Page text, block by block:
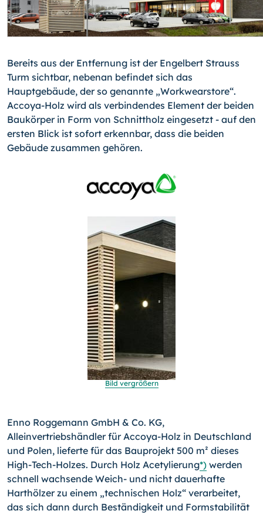
Bereits aus der Entfernung ist der Engelbert Strauss
Turm sichtbar, nebenan befindet sich das
Hauptgebäude, der so genannte „Workwearstore“.
Accoya-Holz wird als verbin­dendes Element der beiden
Baukörper in Form von Schnittholz eingesetzt - auf den
ersten Blick ist sofort erkennbar, dass die beiden
Gebäude zusammen gehören.
Bild vergrößern
Enno Roggemann GmbH & Co. KG,
Alleinvertriebshändler für Accoya-Holz in Deutschland
und Polen, lieferte für das Bau­projekt 500 m² dieses
High-Tech-Holzes. Durch Holz Acety­lierung*) werden
schnell wachsende Weich- und nicht dauer­hafte
Harthölzer zu einem „technischen Holz“ verarbeitet,
das sich dann durch Beständigkeit und Formstabilität